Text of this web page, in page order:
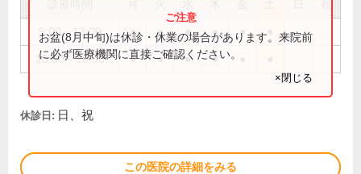
祝
9:00～12:00 ● ● ● ● ●
15:00～18:00 ● ● ● ●
お盆(8月中旬)は休診・休業の場合があります。来院前
に必ず医療機関に直接ご確認ください。
×閉じる
休診日: 日、祝
この医院の詳細をみる